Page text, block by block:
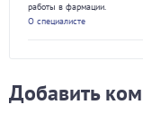
работы в фармации.
О специалисте
Добавить